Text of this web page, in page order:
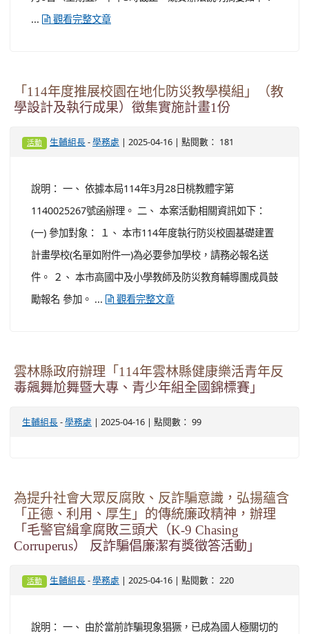
...
觀看完整文章
「114年度推展校園在地化防災教學模組」（教
學設計及執行成果）徵集實施計畫1份
活動 生輔組長 -學務處 | 2025-04-16 | 點閱數： 181
說明： 一、 依據本局114年3月28日桃教體字第
1140025267號函辦理。 二、 本案活動相關資訊如下：
(一) 參加對象： １、 本市114年度執行防災校園基礎建置
計畫學校(名單如附件一)為必要參加學校，請務必報名送
件。 ２、 本市高國中及小學教師及防災教育輔導團成員鼓
勵報名 參加。 ...
觀看完整文章
雲林縣政府辦理「114年雲林縣健康樂活青年反
毒飆舞尬舞暨大專、青少年組全國錦標賽」
生輔組長 - 學務處 | 2025-04-16 | 點閱數： 99
為提升社會大眾反腐敗、反詐騙意識，弘揚蘊含
「正德、利用、厚生」的傳統廉政精神，辦理
「毛警官緝拿腐敗三頭犬（K-9 Chasing
Corruperus） 反詐騙倡廉潔有獎徵答活動」
活動 生輔組長 -學務處 | 2025-04-16 | 點閱數： 220
說明： 一、 由於當前詐騙現象猖獗，已成為國人極關切的